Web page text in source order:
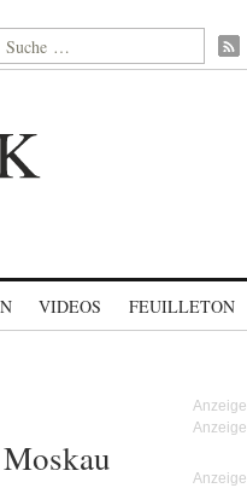
nach:
VIDEOS FEUILLETON
Anzeige